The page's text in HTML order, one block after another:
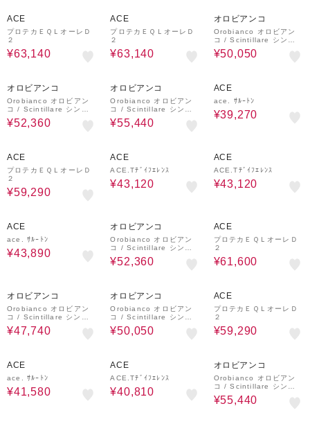
ACE
プロテカＥＱＬオーレＤ
２
¥63,140
ACE
プロテカＥＱＬオーレＤ
２
¥63,140
オロビアンコ
Orobianco オロビアン
コ / Scintillare シンテ
ィラーレ / スーツケース
Mサイズ キャスタースト
¥50,050
オロビアンコ
Orobianco オロビアン
コ / Scintillare シンテ
ィラーレ / スーツケース
Lサイズ キャスタースト
¥52,360
オロビアンコ
Orobianco オロビアン
コ / Scintillare シンテ
ィラーレ / スーツケース
LLサイズ 預け入れ手荷
¥55,440
ACE
ace. ｻﾙｰﾄﾝ
¥39,270
ACE
プロテカＥＱＬオーレＤ
２
¥59,290
ACE
ACE.Tﾃﾞｲﾌｴﾚﾝｽ
¥43,120
ACE
ACE.Tﾃﾞｲﾌｴﾚﾝｽ
¥43,120
ACE
ace. ｻﾙｰﾄﾝ
¥43,890
オロビアンコ
Orobianco オロビアン
コ / Scintillare シンテ
ィラーレ / スーツケース
Lサイズ キャスタースト
¥52,360
ACE
プロテカＥＱＬオーレＤ
２
¥61,600
オロビアンコ
Orobianco オロビアン
コ / Scintillare シンテ
ィラーレ / スーツケース
Sサイズ 機内持ち込み キ
¥47,740
オロビアンコ
Orobianco オロビアン
コ / Scintillare シンテ
ィラーレ / スーツケース
Mサイズ キャスタースト
¥50,050
ACE
プロテカＥＱＬオーレＤ
２
¥59,290
ACE
ace. ｻﾙｰﾄﾝ
¥41,580
ACE
ACE.Tﾃﾞｲﾌｴﾚﾝｽ
¥40,810
オロビアンコ
Orobianco オロビアン
コ / Scintillare シンテ
ィラーレ / スーツケース
LLサイズ 預け入れ手荷
¥55,440